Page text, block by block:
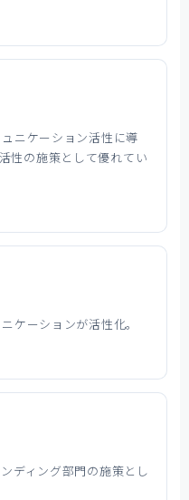
ニケーション活性に導
性の施策として優れてい
ケーションが活性化。
ディング部門の施策とし